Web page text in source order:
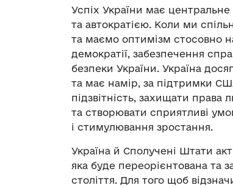
Успіх України має
та автократією. Коли ми
та маємо оптимізм стосовно
демократії, забезпечення
безпеки України. Україна
та має намір, за підтримки
підзвітність, захищати права
та створювати сприятливі
і стимулювання зростання.
Україна й Сполучені Штати
яка буде переорієнтована та
століття. Для того щоб